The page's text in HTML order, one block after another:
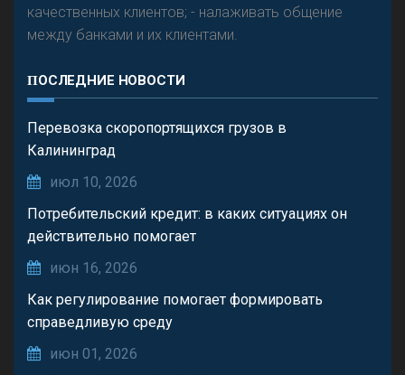
качественных клиентов; - налаживать общение
между банками и их клиентами.
ПОСЛЕДНИЕ НОВОСТИ
Перевозка скоропортящихся грузов в
Калининград
июл 10, 2026
Потребительский кредит: в каких ситуациях он
действительно помогает
июн 16, 2026
Как регулирование помогает формировать
справедливую среду
июн 01, 2026